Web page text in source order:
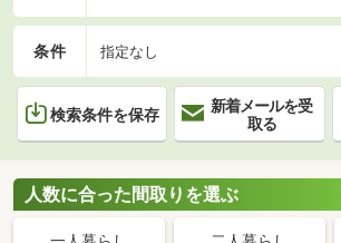
条件 指定なし
検索条件を保存
新着メールを受
取る
人数に合った間取りを選ぶ